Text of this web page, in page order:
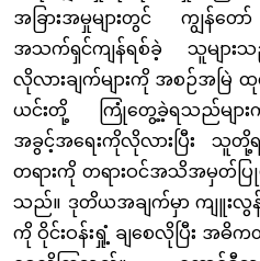
အခြားအမှုများတွင် ကျွန်
အသက်ရှင်ကျန်ရစ်ခဲ့ သူမျ
လိုလားချက်များကို အစဉ်အမြဲ ထု
ယင်းတို့ ကြုံတွေ့ခဲ့ရသည်မျာ
အခွင့်အရေးကိုလိုလားပြီး သူ
တရားကို တရားဝင်အသိအမှတ်ပ
သည်။ ဒုတိယအချက်မှာ ကျူးလွန်
ကို ဝိုင်းဝန်းရှုံ့ ချစေလိုပြီး အဓိက